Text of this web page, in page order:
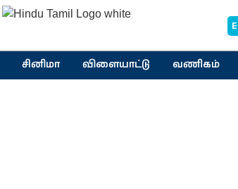
சினிமா விளையாட்டு வணிகம்